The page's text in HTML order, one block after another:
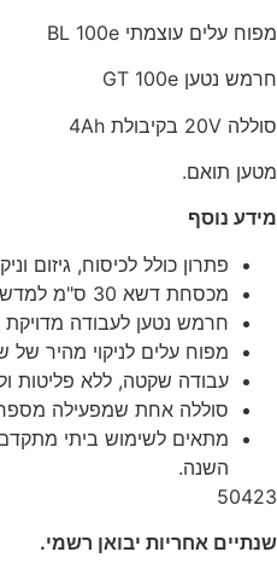
מפוח עלים עוצמתי BL 100e
חרמש נטען GT 100e
סוללה 20V בקיבולת 4Ah
מטען תואם.
מידע נוסף
פתרון כולל לכיסוח, גיזום
מכסחת דשא 30 ס"מ למדשאות קטנות עד בינוניות
חרמש נטען לעבודה מדויקת
מפוח עלים לניקוי מהיר
עבודה שקטה, ללא פליטות
סוללה אחת שמפעילה
מתאים לשימוש ביתי
השנה.
50423
שנתיים אחריות יבואן רשמי.